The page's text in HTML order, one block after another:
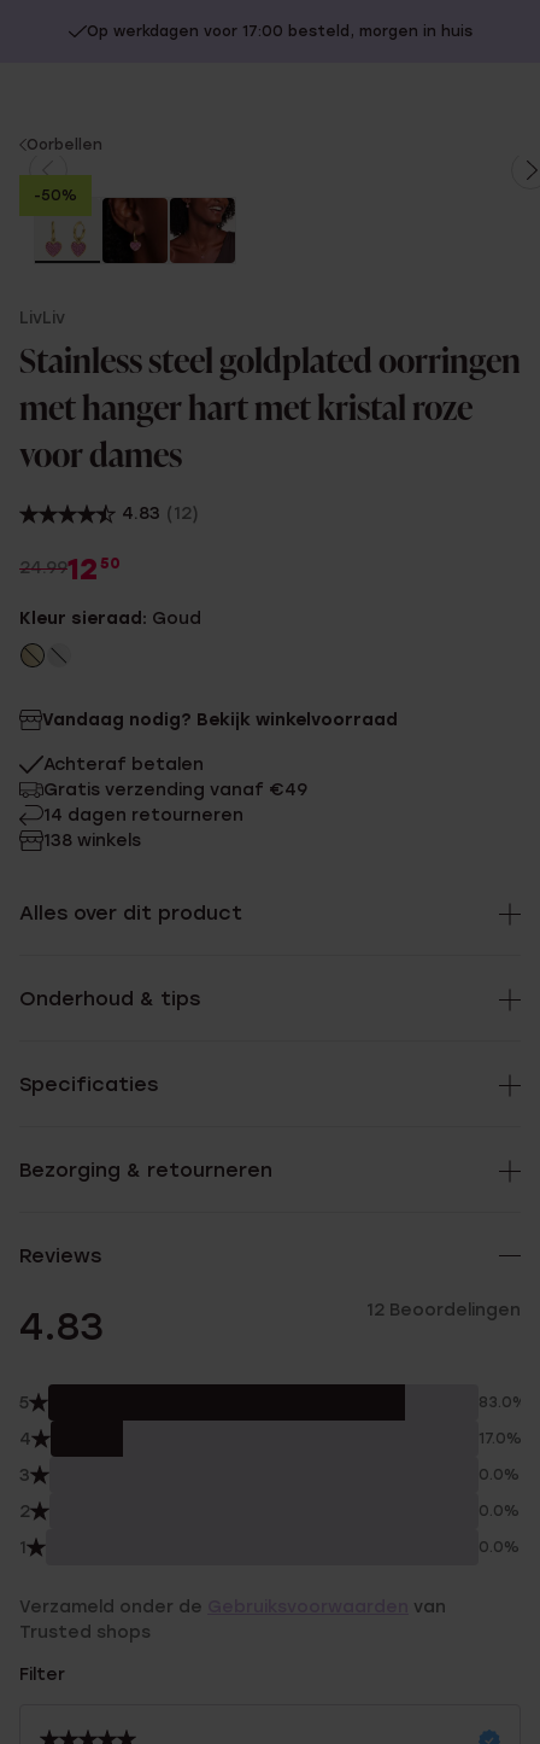
Op werkdagen voor 17:00 besteld, morgen in huis
You
are
here:
Oorbellen
-50%
LivLiv
Stainless steel goldplated oorringen
met hanger hart met kristal roze
voor dames
4.83 (12)
24.9912 50
Kleur sieraad: Goud
Vandaag nodig? Bekijk winkelvoorraad
Achteraf betalen
Gratis verzending vanaf €49
14 dagen retourneren
138 winkels
Alles over dit product
Onderhoud & tips
Specificaties
Bezorging & retourneren
Reviews
4.83 12 Beoordelingen
5 83.0%
4 17.0%
3 0.0%
2 0.0%
1 0.0%
Verzameld onder de
van
Trusted shops
Filter